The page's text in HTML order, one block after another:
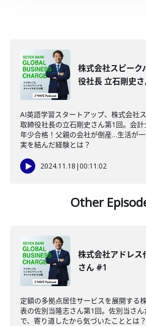
株式会社スピーク
役社長 立石剛史
AI英語学習スタートアップ、株式会社
取締役社長の立石剛史さん第1回。会
年少合格！父親の会社が倒産…生活が
実を結んだ経験とは？
2024.11.18 |00:11:02
Other
株式会社アドレス
さん #1
定額の多拠点居住サービスを展開する
表の佐別当隆志さん第1回。佐別当さん
で、寄り道したから気づいたこととは？